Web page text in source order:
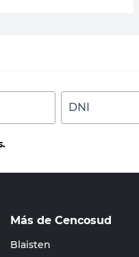
DNI
Más de Cencosud
Blaisten